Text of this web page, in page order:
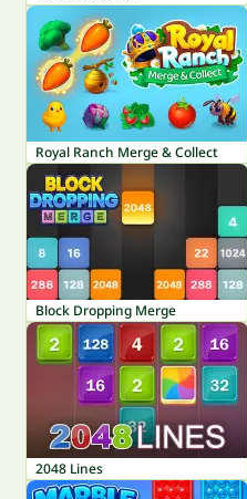
Royal Ranch Merge & Collect
Block Dropping Merge
2048 Lines